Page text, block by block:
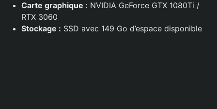
Carte graphique : NVIDIA GeForce GTX 1080Ti /
RTX 3060
Stockage : SSD avec 149 Go d’espace disponible